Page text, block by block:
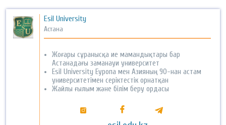
Esil University
Астана
Жоғары сұранысқа ие мамандықтары бар
Астанадағы заманауи университет
Esil University Еуропа мен Азияның 90-нан астам
университетімен серіктестік орнатқан
Жайлы ғылым және білім беру ордасы